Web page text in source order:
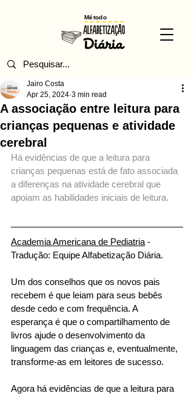
Método
A associação entre leitura para
crianças pequenas e atividade
cerebral
Jairo Costa
Apr 25, 2024 3 min read
Há evidências de que a leitura para
crianças pequenas está de fato associada
a diferenças na atividade cerebral que
apoiam as habilidades iniciais de leitura.
Academia Americana de Pediatria -
Tradução: Equipe Alfabetização Diária.
Um dos conselhos que os novos pais
recebem é que leiam para seus bebês
desde cedo e com frequência. A
esperança é que o compartilhamento de
livros ajude o desenvolvimento da
linguagem das crianças e, eventualmente,
transforme-as em leitores de sucesso.
Agora há evidências de que a leitura para